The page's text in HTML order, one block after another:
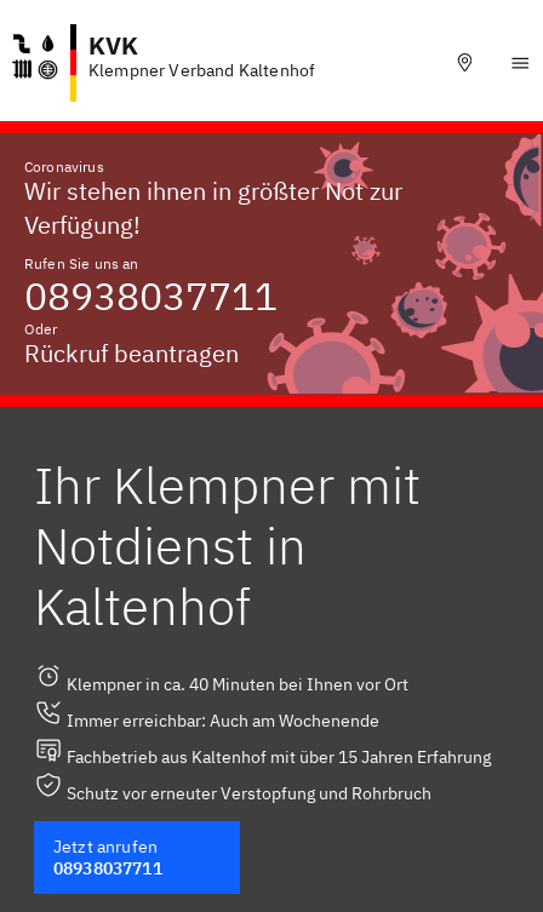
KVK
Klempner Verband Kaltenhof
Coronavirus
Wir stehen ihnen in größter Not zur
Verfügung!
Rufen Sie uns an
08938037711
Oder
Rückruf beantragen
Ihr Klempner mit
Notdienst in
Kaltenhof
Klempner in ca. 40 Minuten bei Ihnen vor Ort
Immer erreichbar: Auch am Wochenende
Fachbetrieb aus Kaltenhof mit über 15 Jahren Erfahrung
Schutz vor erneuter Verstopfung und Rohrbruch
Jetzt anrufen
08938037711